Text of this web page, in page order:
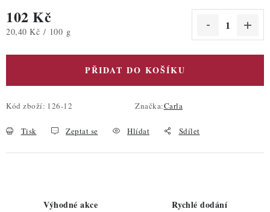
102 Kč
Měrná cena:
20,40 Kč / 100 g
PŘIDAT DO KOŠÍKU
Kód zboží: 126-12 Značka:Carla
Tisk Zeptat se Hlídat Sdílet
Výhodné akce Rychlé dodání